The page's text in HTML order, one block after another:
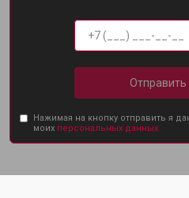
Отправить
Нажимая на кнопку отправить я
моих персональных данных.